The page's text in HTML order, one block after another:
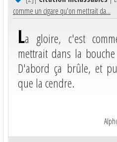
comme un cigare qu'on mettrait da...
La gloire, c'est
mettrait dans la
D'abord ça brûle, et
que la cendre.